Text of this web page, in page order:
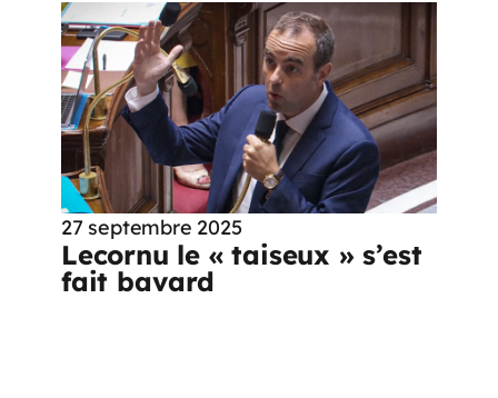
27 septembre 2025
Lecornu le « taiseux » s’est
fait bavard